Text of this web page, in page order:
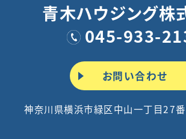
青木ハウジング株
045-933-
お問い合わせ
神奈川県横浜市緑区中山一丁目27